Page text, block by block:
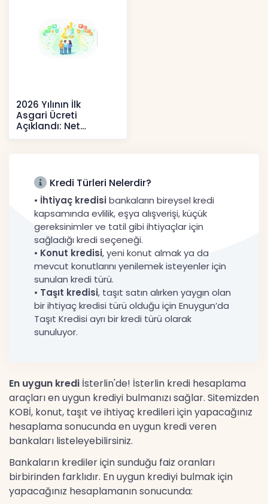
2026 Yılının İlk
Asgari Ücreti
Açıklandı: Net
52.738 TL, Ek Destek
Kredi Türleri Nelerdir?
• İhtiyaç kredisibankaların bireysel kredi
kapsamında evlilik, eşya alışverişi, küçük
gereksinimler ve tatil gibi ihtiyaçlar için
sağladığı kredi seçeneği.
• Konut kredisi, yeni konut almak ya da
mevcut konutlarını yenilemek isteyenler için
sunulan kredi türü.
• Taşıt kredisi, taşıt satın alırken yaygın olan
bir ihtiyaç kredisi türü olduğu için Enuygun’da
Taşıt Kredisi ayrı bir kredi türü olarak
sunuluyor.
En uygun kredi İsterlin'de! İsterlin kredi hesaplama
araçları en uygun krediyi bulmanızı sağlar. Sitemizden
KOBİ, konut, taşıt ve ihtiyaç kredileri için yapacağınız
hesaplama sonucunda en uygun kredi veren
bankaları listeleyebilirsiniz.
Bankaların krediler için sunduğu faiz oranları
birbirinden farklıdır. En uygun krediyi bulmak için
yapacağınız hesaplamanın sonucunda: